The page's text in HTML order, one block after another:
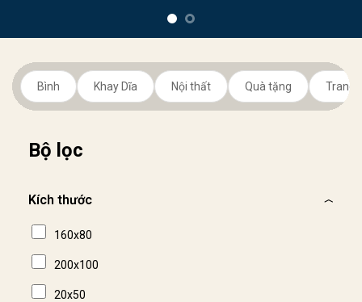
Bình Khay Dĩa Nội thất Quà tặng Trang
Bộ lọc
Kích thước
160x80
200x100
20x50